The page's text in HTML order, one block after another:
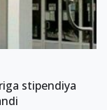
stipendiya